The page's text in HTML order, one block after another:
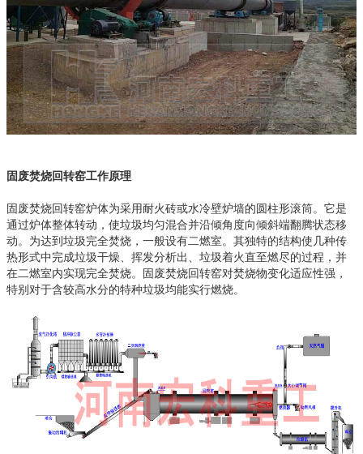
固废焚烧回转窑工作原理
固废焚烧回转窑炉体为采用耐火砖或水冷壁炉墙的圆柱形滚筒。它是
通过炉体整体转动，使垃圾均匀混合并沿倾角度向倾斜端翻腾状态移
动。为达到垃圾完全焚烧，一般设有二燃室。其独特的结构使几种传
热形式中完成垃圾干燥、挥发分析出、垃圾着火直至燃尽的过程，并
在二燃室内实现完全焚烧。固废焚烧回转窑对焚烧物变化适应性强，
特别对于含较高水分的特种垃圾均能实行燃烧。